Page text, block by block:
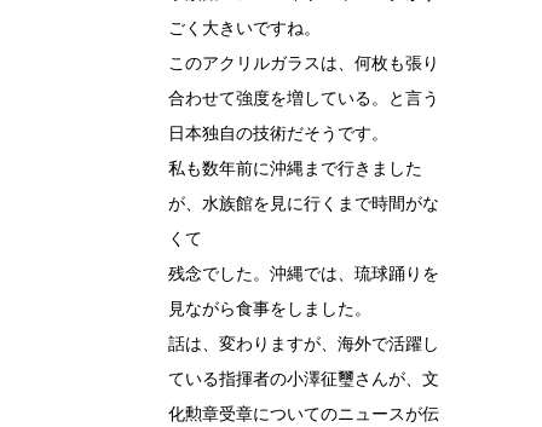
ごく大きいですね。
このアクリルガラスは、何枚も張り
合わせて強度を増している。と言う
日本独自の技術だそうです。
私も数年前に沖縄まで行きました
が、水族館を見に行くまで時間がな
くて
残念でした。沖縄では、琉球踊りを
見ながら食事をしました。
話は、変わりますが、海外で活躍し
ている指揮者の小澤征璽さんが、文
化勲章受章についてのニュースが伝